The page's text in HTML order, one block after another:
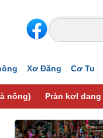
Xơ Đăng Cơ Tu
nông) Pràn kơl dang